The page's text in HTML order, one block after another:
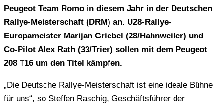
Peugeot Team Romo in diesem Jahr in der Deutschen
Rallye-Meisterschaft (DRM) an. U28-Rallye-
Europameister Marijan Griebel (28/Hahnweiler) und
Co-Pilot Alex Rath (33/Trier) sollen mit dem Peugeot
208 T16 um den Titel kämpfen.
„Die Deutsche Rallye-Meisterschaft ist eine ideale Bühne
für uns“, so Steffen Raschig, Geschäftsführer der